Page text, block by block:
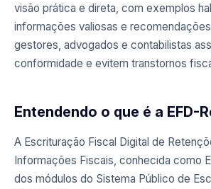
visão prática e direta, com exemplos
informações valiosas e
gestores, advogados e contabilistas
conformidade e evitem transtornos
Entendendo o que é a EFD-
A Escrituração Fiscal Digital de
Informações Fiscais, conhecida como
dos módulos do Sistema Público de